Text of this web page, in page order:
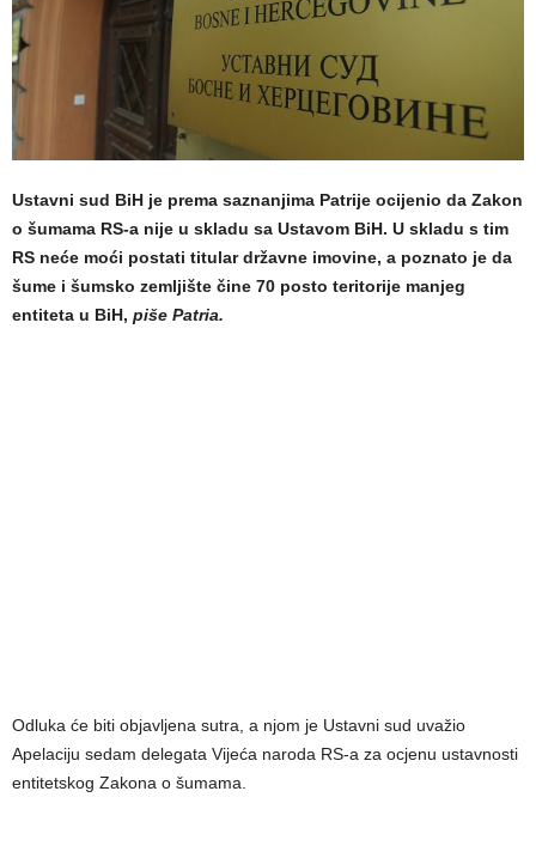
Ustavni sud BiH je prema saznanjima Patrije ocijenio da Zakon
o šumama RS-a nije u skladu sa Ustavom BiH. U skladu s tim
RS neće moći postati titular državne imovine, a poznato je da
šume i šumsko zemljište čine 70 posto teritorije manjeg
entiteta u BiH, piše Patria.
Odluka će biti objavljena sutra, a njom je Ustavni sud uvažio
Apelaciju sedam delegata Vijeća naroda RS-a za ocjenu ustavnosti
entitetskog Zakona o šumama.